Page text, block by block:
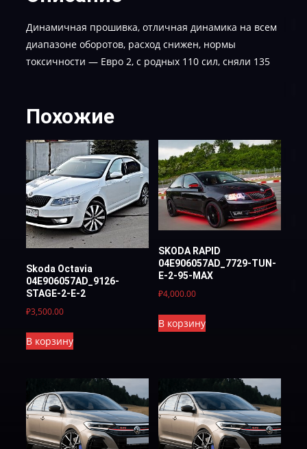
2
Динамичная прошивка, отличная динамика на всем
диапазоне оборотов, расход снижен, нормы
токсичности — Евро 2, с родных 110 сил, сняли 135
Похожие
Skoda Octavia
04E906057AD_9126-
STAGE-2-E-2
₽3,500.00
В корзину
SKODA RAPID
04E906057AD_7729-TUN-
E-2-95-MAX
₽4,000.00
В корзину